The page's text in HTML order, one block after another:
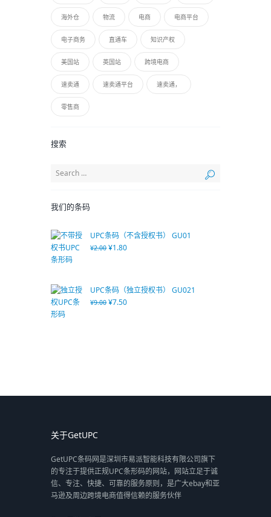
海外仓 物流 电商 电商平台
电子商务 直通车 知识产权
美国站 英国站 跨境电商
速卖通 速卖通平台 速卖通，
零售商
搜索
我们的条码
UPC条码（不含授权书） GU01
¥2.00 ¥1.80
UPC条码（独立授权书） GU021
¥9.00 ¥7.50
关于GetUPC
GetUPC条码网是深圳市易派智能科技有限公司旗下
的专注于提供正规UPC条形码的网站，网站立足于诚
信、专注、快捷、可靠的服务原则，是广大ebay和亚
马逊及周边跨境电商值得信赖的服务伙伴